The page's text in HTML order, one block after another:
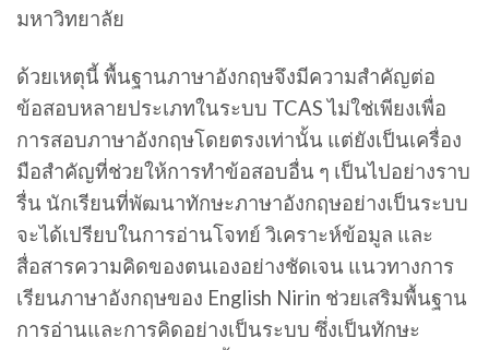
มหาวิทยาลัย
ด้วยเหตุนี้ พื้นฐานภาษาอังกฤษจึงมีความสำคัญต่อ
ข้อสอบหลายประเภทในระบบ TCAS ไม่ใช่เพียงเพื่อ
การสอบภาษาอังกฤษโดยตรงเท่านั้น แต่ยังเป็นเครื่อง
มือสำคัญที่ช่วยให้การทำข้อสอบอื่น ๆ เป็นไปอย่างราบ
รื่น นักเรียนที่พัฒนาทักษะภาษาอังกฤษอย่างเป็นระบบ
จะได้เปรียบในการอ่านโจทย์ วิเคราะห์ข้อมูล และ
สื่อสารความคิดของตนเองอย่างชัดเจน แนวทางการ
เรียนภาษาอังกฤษของ English Nirin ช่วยเสริมพื้นฐาน
การอ่านและการคิดอย่างเป็นระบบ ซึ่งเป็นทักษะ